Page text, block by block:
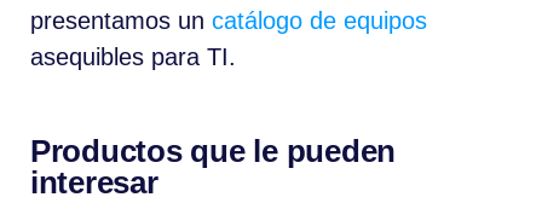
presentamos un catálogo de equipos
asequibles para TI.
Productos que le pueden
interesar